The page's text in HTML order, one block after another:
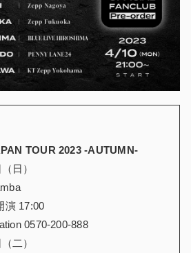
TOUR 2023 -AUTUMN-
日）
演 17:00
0570-200-888
二）